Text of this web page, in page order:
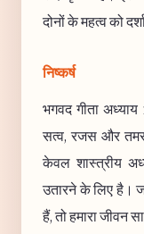
दोनों के महत्व को
निष्कर्ष
भगवद गीता
सत्व, रजस और तमस
केवल शास्त्रीय
उतारने के लिए है।
हैं, तो हमारा जीवन